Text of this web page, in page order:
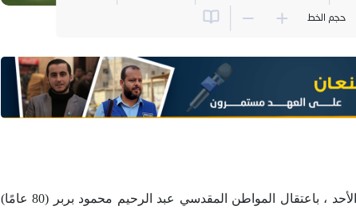
حجم الخط
قامت قوات الاحتلال الصهيوني اليوم الأحد ، باعتقال المواطن المقدسي عبد الرحيم محمود بربر (80 عامًا)